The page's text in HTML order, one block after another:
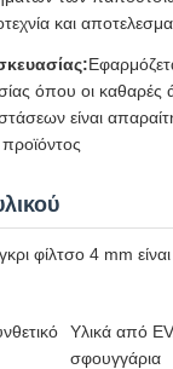
και
όπου οι καθαρές
είναι
φίλτσο 4 mm είναι
Υλικά από
σφουγγάρια